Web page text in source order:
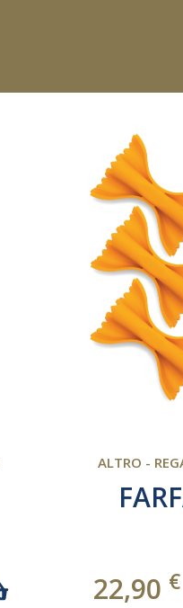
ALTRO -
22,90 €